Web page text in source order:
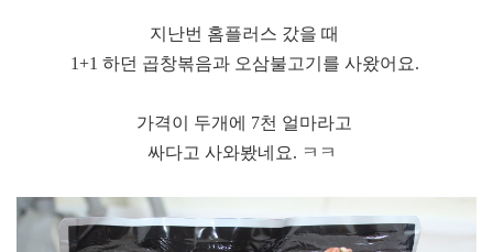
지난번 홈플러스 갔을 때
1+1 하던 곱창볶음과 오삼불고기를 사왔어요.
가격이 두개에 7천 얼마라고
싸다고 사와봤네요. ㅋㅋ